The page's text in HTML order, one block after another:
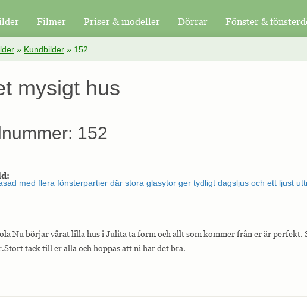
Filmer Priser & modeller Dörrar Fönster &
» Kundbilder » 152
mysigt hus
152
Nu börjar vårat lilla hus i Julita ta form och allt som kommer från er är perfekt.
tack till er alla och hoppas att ni har det bra.